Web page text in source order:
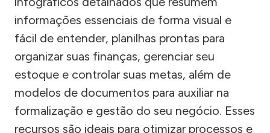
informações essenciais de forma visual e
fácil de entender, planilhas prontas para
organizar suas finanças, gerenciar seu
estoque e controlar suas metas, além de
modelos de documentos para auxiliar na
formalização e gestão do seu negócio. Esses
recursos são ideais para otimizar processos e